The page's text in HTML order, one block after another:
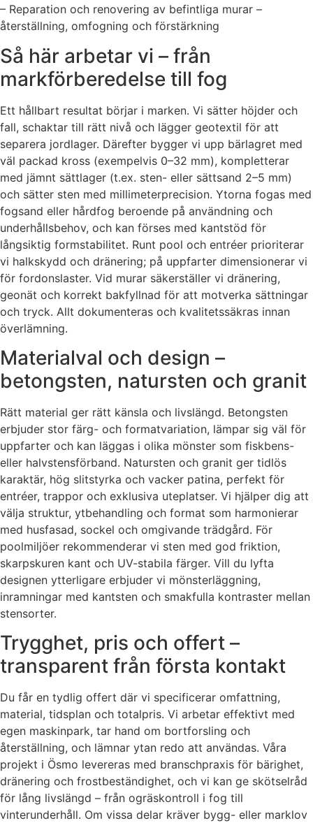
– Reparation och renovering av befintliga murar –
återställning, omfogning och förstärkning
Så här arbetar vi – från
markförberedelse till fog
Ett hållbart resultat börjar i marken. Vi sätter höjder och
fall, schaktar till rätt nivå och lägger geotextil för att
separera jordlager. Därefter bygger vi upp bärlagret med
väl packad kross (exempelvis 0–32 mm), kompletterar
med jämnt sättlager (t.ex. sten- eller sättsand 2–5 mm)
och sätter sten med millimeterprecision. Ytorna fogas med
fogsand eller hårdfog beroende på användning och
underhållsbehov, och kan förses med kantstöd för
långsiktig formstabilitet. Runt pool och entréer prioriterar
vi halkskydd och dränering; på uppfarter dimensionerar vi
för fordonslaster. Vid murar säkerställer vi dränering,
geonät och korrekt bakfyllnad för att motverka sättningar
och tryck. Allt dokumenteras och kvalitetssäkras innan
överlämning.
Materialval och design –
betongsten, natursten och granit
Rätt material ger rätt känsla och livslängd. Betongsten
erbjuder stor färg- och formatvariation, lämpar sig väl för
uppfarter och kan läggas i olika mönster som fiskbens-
eller halvstensförband. Natursten och granit ger tidlös
karaktär, hög slitstyrka och vacker patina, perfekt för
entréer, trappor och exklusiva uteplatser. Vi hjälper dig att
välja struktur, ytbehandling och format som harmonierar
med husfasad, sockel och omgivande trädgård. För
poolmiljöer rekommenderar vi sten med god friktion,
skarpskuren kant och UV-stabila färger. Vill du lyfta
designen ytterligare erbjuder vi mönsterläggning,
inramningar med kantsten och smakfulla kontraster mellan
stensorter.
Trygghet, pris och offert –
transparent från första kontakt
Du får en tydlig offert där vi specificerar omfattning,
material, tidsplan och totalpris. Vi arbetar effektivt med
egen maskinpark, tar hand om bortforsling och
återställning, och lämnar ytan redo att användas. Våra
projekt i Ösmo levereras med branschpraxis för bärighet,
dränering och frostbeständighet, och vi kan ge skötselråd
för lång livslängd – från ogräskontroll i fog till
vinterunderhåll. Om vissa delar kräver bygg- eller marklov